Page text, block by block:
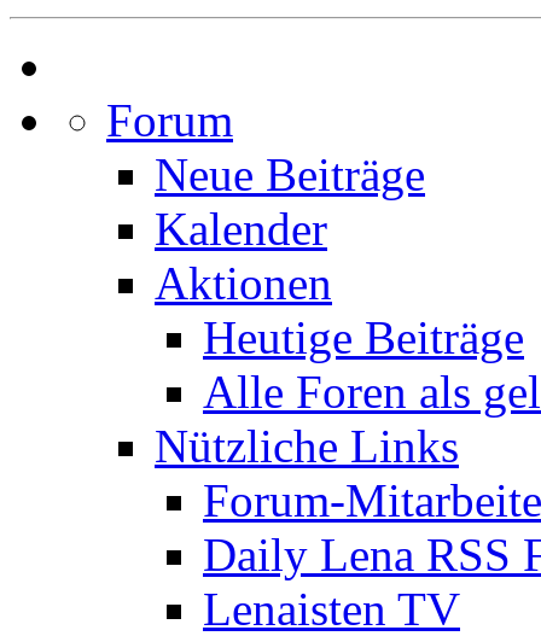
Forum
Neue Beiträge
Kalender
Aktionen
Heutige Beiträge
Alle Foren als
Nützliche Links
Forum-
Daily Lena RSS
Lenaisten TV